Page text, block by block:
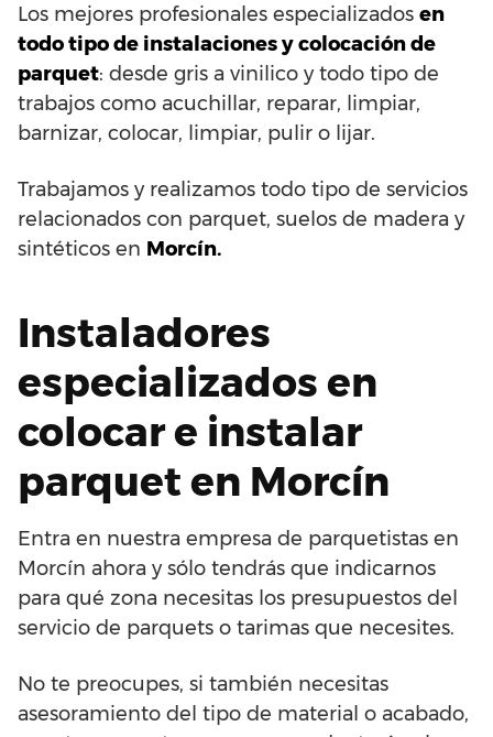
Los mejores profesionales especializados en
todo tipo de instalaciones y colocación de
parquet: desde gris a vinilico y todo tipo de
trabajos como acuchillar, reparar, limpiar,
barnizar, colocar, limpiar, pulir o lijar.
Trabajamos y realizamos todo tipo de servicios
relacionados con parquet, suelos de madera y
sintéticos en Morcín.
Instaladores
especializados en
colocar e instalar
parquet en Morcín
Entra en nuestra empresa de parquetistas en
Morcín ahora y sólo tendrás que indicarnos
para qué zona necesitas los presupuestos del
servicio de parquets o tarimas que necesites.
No te preocupes, si también necesitas
asesoramiento del tipo de material o acabado,